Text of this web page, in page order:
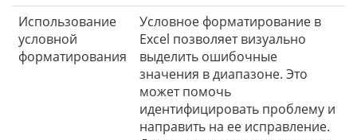
Использование
условной
форматирования
Условное форматирование в
Excel позволяет визуально
выделить ошибочные
значения в диапазоне. Это
может помочь
идентифицировать проблему и
направить на ее исправление.